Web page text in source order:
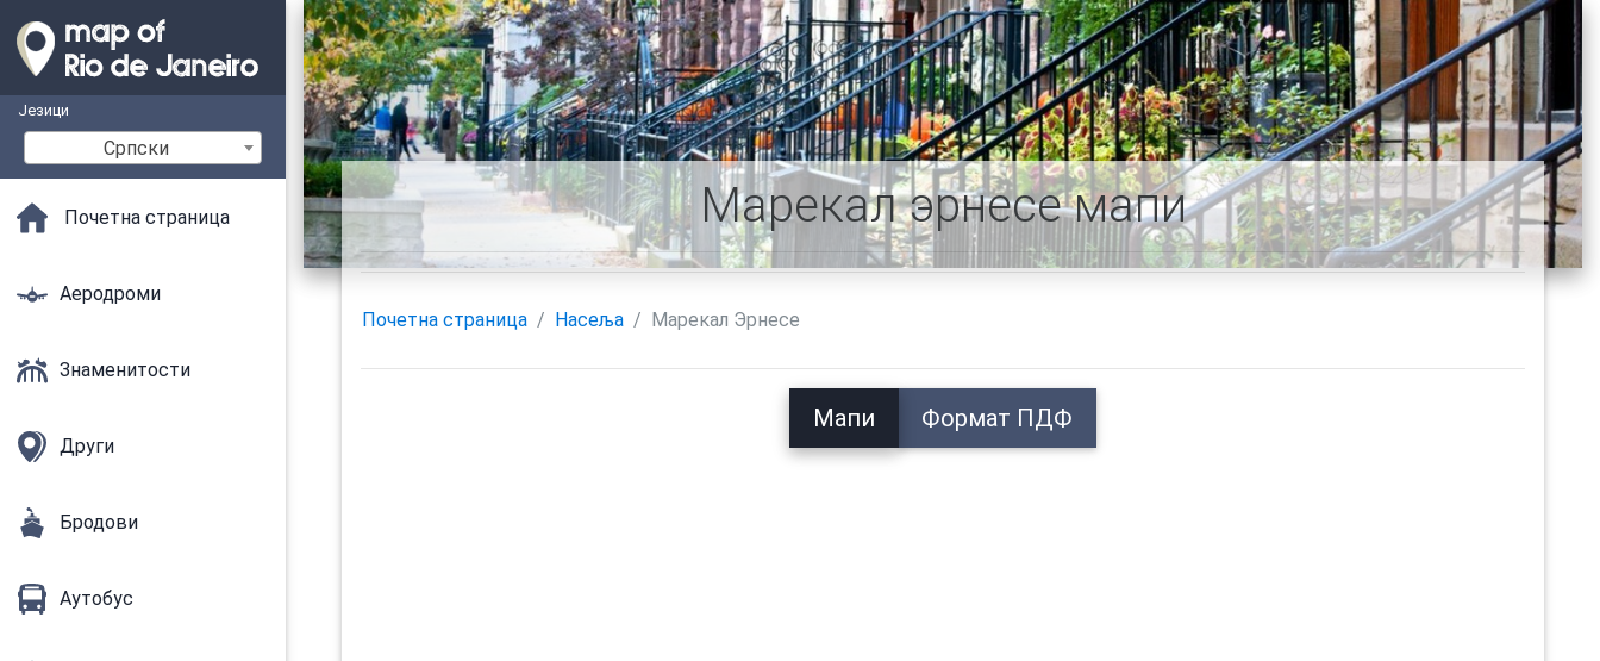
Језици
Српски
Почетна страница
Аеродроми
Знаменитости
Други
Бродови
Аутобус
Марекал эрнесе мапи
Почетна страница Насеља Марекал Эрнесе
Мапи Формат ПДФ